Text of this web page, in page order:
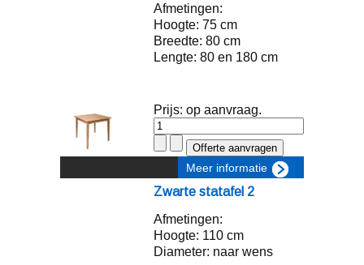
Afmetingen:
Hoogte: 75 cm
Breedte: 80 cm
Lengte: 80 en 180 cm
Prijs: op aanvraag.
Meer informatie
Zwarte statafel 2
Afmetingen:
Hoogte: 110 cm
Diameter: naar wens